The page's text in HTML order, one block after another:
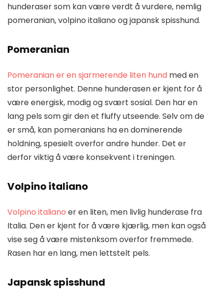
hunderaser som kan være verdt å vurdere, nemlig
pomeranian, volpino italiano og japansk spisshund.
Pomeranian
Pomeranian er en sjarmerende liten hund med en
stor personlighet. Denne hunderasen er kjent for å
være energisk, modig og svært sosial. Den har en
lang pels som gir den et fluffy utseende. Selv om de
er små, kan pomeranians ha en dominerende
holdning, spesielt overfor andre hunder. Det er
derfor viktig å være konsekvent i treningen.
Volpino italiano
Volpino italiano er en liten, men livlig hunderase fra
Italia. Den er kjent for å være kjærlig, men kan også
vise seg å være mistenksom overfor fremmede.
Rasen har en lang, men lettstelt pels.
Japansk spisshund